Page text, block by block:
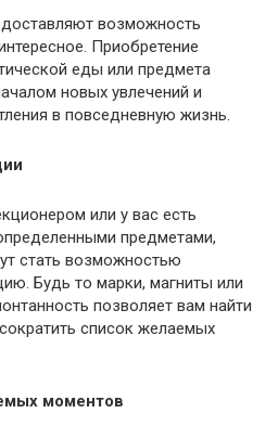
возможность
Приобретение
еды или предмета
новых увлечений и
в повседневную жизнь.
или у вас есть
предметами,
стать возможностью
Будь то марки, магниты или
позволяет вам найти
список желаемых
моментов